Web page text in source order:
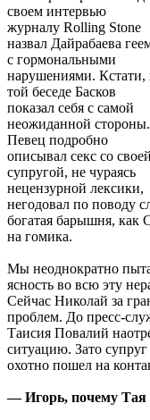
своем интервью
журналу Rolling Stone
назвал Дайрабаева
с гормональными
нарушениями. Кстати,
той беседе Басков
показал себя c самой
неожиданной стороны.
Певец подробно
описывал секс со своей
супругой, не чураясь
нецензурной лексики,
негодовал по поводу
богатая барышня, как
на гомика.
Мы неоднократно
ясность во всю эту
Сейчас Николай за
проблем. До пресс-
Таисия Повалий
ситуацию. Зато
охотно пошел на
— Игорь, почему Тая